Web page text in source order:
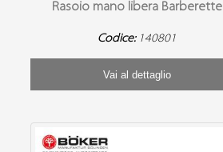
Rasoio mano libera Barberette
Codice: 140801
Vai al dettaglio